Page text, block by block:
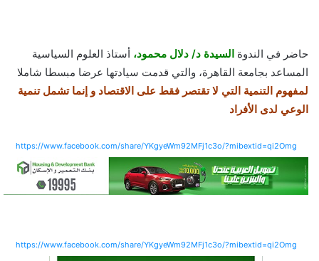
حاضر في الندوة السيدة د/ دلال محمود، أستاذ العلوم السياسية
المساعد بجامعة القاهرة، والتي قدمت سيادتها عرضا مبسطا شاملا
لمفهوم التنمية التي لا تقتصر فقط على الاقتصاد و إنما تشمل تنمية
الوعي لدى الأفراد
https://www.facebook.com/share/YKgyeWm92MFj1c3o/?mibextid=qi2Omg
https://www.facebook.com/share/YKgyeWm92MFj1c3o/?mibextid=qi2Omg